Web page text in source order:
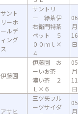
サント
リーホ
ールデ
ィング
ス
サントリ
ー 緑茶伊
右衛門特茶
ペット ５
００ｍｌ×
４
06
月
16
日
伊藤園
伊藤園 お
ーいお茶
濃い茶 ２
Ｌ×６
05
月
11
日
アサヒ
三ツ矢フル
ーツサイダ
05
月